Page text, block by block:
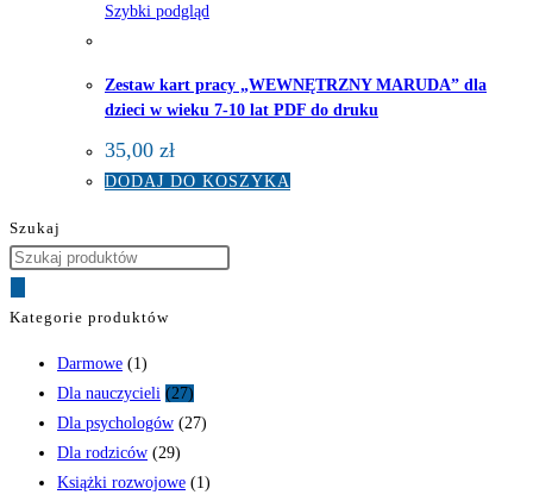
Szybki podgląd
Zestaw kart pracy „WEWNĘTRZNY MARUDA” dla
dzieci w wieku 7-10 lat PDF do druku
35,00 zł
DODAJ DO KOSZYKA
Szukaj
Wyszukiwarka
Kategorie produktów
Darmowe (1)
Dla nauczycieli (27)
Dla psychologów (27)
Dla rodziców (29)
Książki rozwojowe (1)